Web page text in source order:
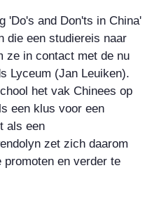
'Do's and Don'ts in China'
die een studiereis naar
ze in contact met de nu
Lyceum (Jan Leuiken).
het vak Chinees op
een klus voor een
als een
zet zich daarom
en verder te